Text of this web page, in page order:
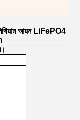
লিথিয়াম আয়ন LiFePO4